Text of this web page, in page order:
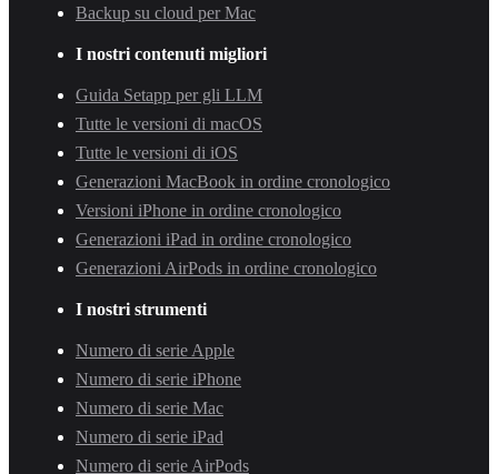
Backup su cloud per Mac
I nostri contenuti migliori
Guida Setapp per gli LLM
Tutte le versioni di macOS
Tutte le versioni di iOS
Generazioni MacBook in ordine cronologico
Versioni iPhone in ordine cronologico
Generazioni iPad in ordine cronologico
Generazioni AirPods in ordine cronologico
I nostri strumenti
Numero di serie Apple
Numero di serie iPhone
Numero di serie Mac
Numero di serie iPad
Numero di serie AirPods